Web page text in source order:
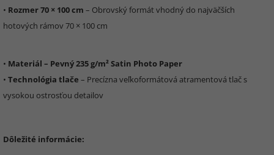
• Rozmer 70 × 100 cm – Obrovský formát vhodný do najväčších
hotových rámov 70 × 100 cm
• Materiál – Pevný 235 g/m² Satin Photo Paper
• Technológia tlače – Precízna veľkoformátová atramentová tlač s
vysokou ostrosťou detailov
Dôležité informácie: